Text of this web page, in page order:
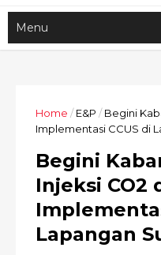
Home / E&P / Begini
Implementasi CCUS di
Begini
Injeksi CO2
Lapangan